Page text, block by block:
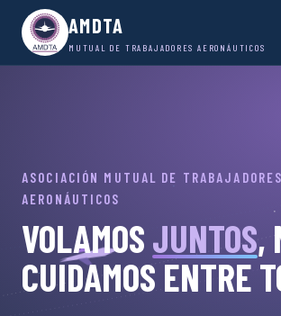
AMDTA
MUTUAL DE TRABAJADORES AERONÁUTICOS
ASOCIACIÓN MUTUAL DE TRABAJADORES
AERONÁUTICOS
VOLAMOS JUNTOS,
CUIDAMOS ENTRE